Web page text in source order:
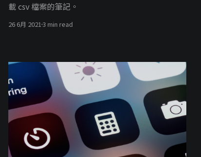
載 csv 檔案的筆記。
26 6月 20213 min read